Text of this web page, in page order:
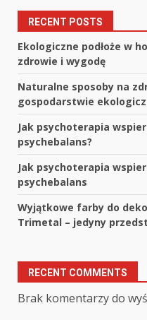
RECENT POSTS
Ekologiczne podłoże w
zdrowie i wygodę
Naturalne sposoby na
gospodarstwie
Jak psychoterapia
psychebalans?
Jak psychoterapia
psychebalans
Wyjątkowe farby do
Trimetal – jedyny
RECENT COMMENTS
Brak komentarzy do